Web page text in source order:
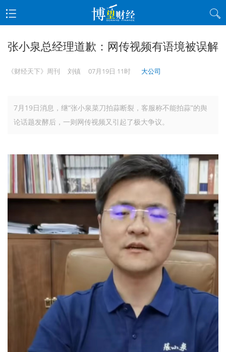
张小泉总经理道歉：网传视频有语境被误解
《财经天下》周刊 刘镇 07月19日 11时 大公司
7月19日消息，继“张小泉菜刀拍蒜断裂，客服称不能拍蒜”的舆
论话题发酵后，一则网传视频又引起了极大争议。